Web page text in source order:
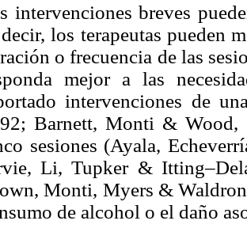
intervenciones breves
los terapeutas pueden
o frecuencia de las
mejor a las
intervenciones de
Barnett, Monti & Wood,
sesiones (Ayala,
Li, Tupker &
Monti, Myers &
de alcohol o el daño